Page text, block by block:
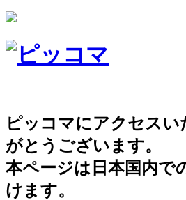
ピッコマにアクセスい
がとうございます。
本ページは日本国内で
けます。